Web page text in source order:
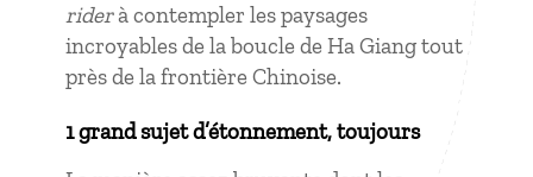
riderà contempler les paysages
incroyables de la boucle de Ha Giang tout
près de la frontière Chinoise.
1 grand sujet d’étonnement, toujours